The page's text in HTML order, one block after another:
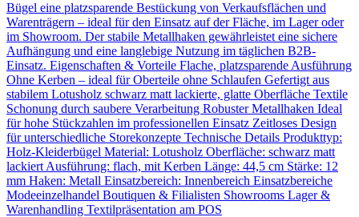
Bügel eine platzsparende Bestückung von Verkaufsflächen und
Warenträgern – ideal für den Einsatz auf der Fläche, im Lager oder
im Showroom. Der stabile Metallhaken gewährleistet eine sichere
Aufhängung und eine langlebige Nutzung im täglichen B2B-
Einsatz. Eigenschaften & Vorteile Flache, platzsparende Ausführung
Ohne Kerben – ideal für Oberteile ohne Schlaufen Gefertigt aus
stabilem Lotusholz schwarz matt lackierte, glatte Oberfläche Textile
Schonung durch saubere Verarbeitung Robuster Metallhaken Ideal
für hohe Stückzahlen im professionellen Einsatz Zeitloses Design
für unterschiedliche Storekonzepte Technische Details Produkttyp:
Holz-Kleiderbügel Material: Lotusholz Oberfläche: schwarz matt
lackiert Ausführung: flach, mit Kerben Länge: 44,5 cm Stärke: 12
mm Haken: Metall Einsatzbereich: Innenbereich Einsatzbereiche
Modeeinzelhandel Boutiquen & Filialisten Showrooms Lager &
Warenhandling Textilpräsentation am POS